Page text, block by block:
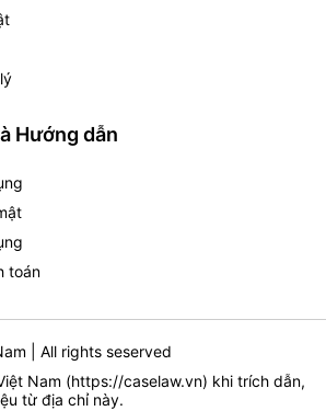
Hướng dẫn
toán
| All rights seserved
Nam (https://caselaw.vn) khi trích dẫn,
từ địa chỉ này.